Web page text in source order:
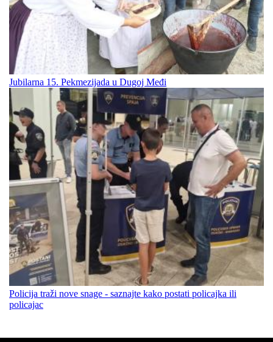
Jubilarna 15. Pekmezijada u Dugoj Međi
Policija traži nove snage - saznajte kako postati policajka ili
policajac